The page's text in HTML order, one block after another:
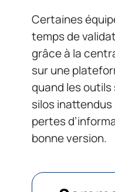
Certaines
temps de
grâce à la
sur une
quand les
silos
pertes
bonne version.